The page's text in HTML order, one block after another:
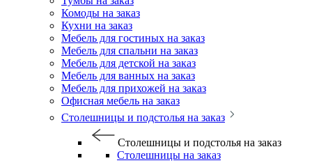
Комоды на заказ
Кухни на заказ
Мебель для гостиных на заказ
Мебель для спальни на заказ
Мебель для детской на заказ
Мебель для ванных на заказ
Мебель для прихожей на заказ
Офисная мебель на заказ
Столешницы и подстолья на заказ
Столешницы и подстолья на заказ
Столешницы на заказ